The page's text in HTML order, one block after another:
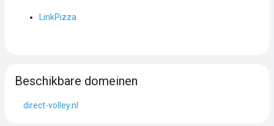
LinkPizza
Beschikbare domeinen
direct-volley.nl